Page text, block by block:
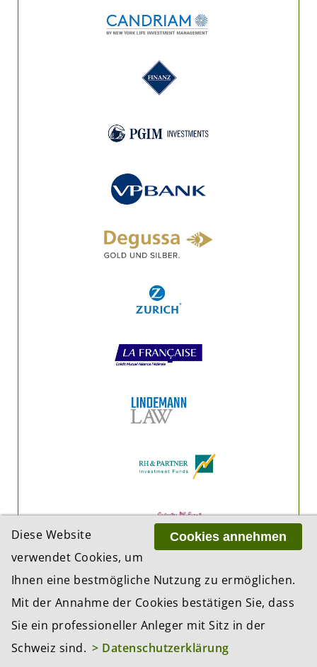
Cookies annehmen
Diese Website
verwendet Cookies, um
Ihnen eine bestmögliche Nutzung zu ermöglichen.
Mit der Annahme der Cookies bestätigen Sie, dass
Sie ein professioneller Anleger mit Sitz in der
Schweiz sind. > Datenschutzerklärung